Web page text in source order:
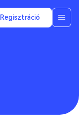
Regisztráció